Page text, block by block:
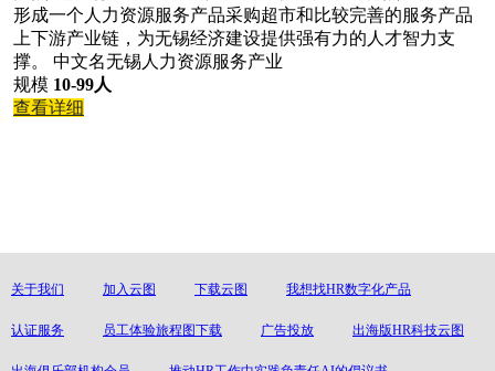
形成一个人力资源服务产品采购超市和比较完善的服务产品
上下游产业链，为无锡经济建设提供强有力的人才智力支
撑。 中文名无锡人力资源服务产业
规模 10-99人
查看详细
关于我们 加入云图 下载云图 我想找HR数字化产品
认证服务 员工体验旅程图下载 广告投放 出海版HR科技云图